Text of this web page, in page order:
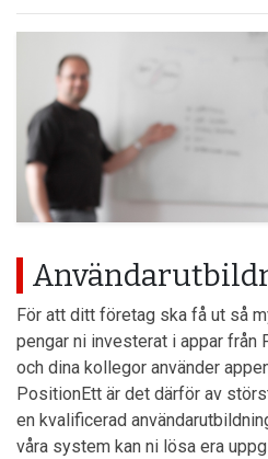
För att ditt företag ska få ut så
pengar ni investerat i appar från
och dina kollegor använder
PositionEtt är det därför av
en kvalificerad
våra system kan ni lösa era